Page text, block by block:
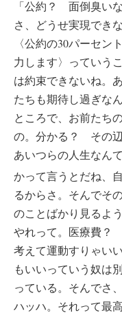
「公約？ 面倒臭い
さ、どうせ実現でき
〈公約の30パーセン
力します〉っていう
は約束できないね。
たちも期待し過ぎな
ところで、お前たち
の。分かる？ その辺
あいつらの人生なん
かって言うとだね、
るからさ。そんでそ
のことばかり見るよ
やれって。医療費？
考えて運動すりゃい
もいいっていう奴は
っている。そんでさ
ハッハ。それって最